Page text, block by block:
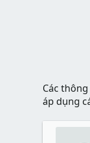
Các
áp dụng